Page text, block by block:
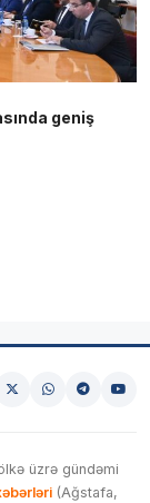
geniş
üzrə gündəmi
(Ağstafa,